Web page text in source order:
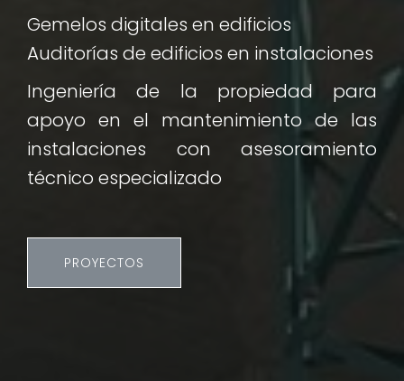
Gemelos digitales en edificios
Auditorías de edificios en instalaciones
Ingeniería de la propiedad para
apoyo en el mantenimiento de las
instalaciones con asesoramiento
técnico especializado
PROYECTOS